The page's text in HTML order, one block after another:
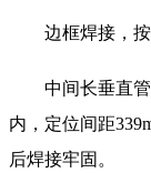
边框焊接，按
中间长垂直管
内，定位间距
后焊接牢固。